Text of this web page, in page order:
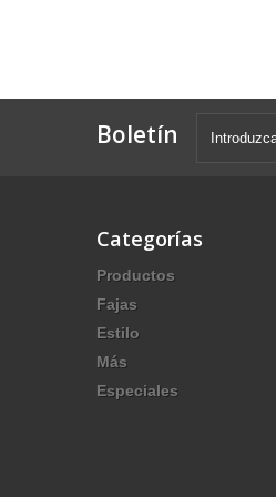
Boletín
Categorías
Productos
Fajas
Estilo
Más
Especiales